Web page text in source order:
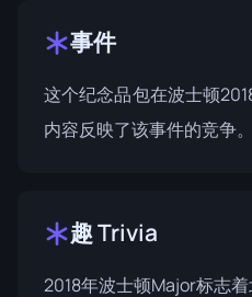
事件
这个纪念品包在波士顿
内容反映了该事件的竞争。
趣 Trivia
2018年波士顿Major标志